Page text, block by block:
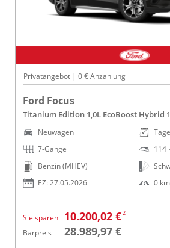
Privatangebot | 0 € Anzahlung
Ford Focus
Titanium Edition 1,0L EcoBoost Hybrid
Neuwagen
7-Gänge
Benzin (MHEV)
EZ: 27.05.2026
114
0 km
Sie sparen 10.200,02 €2
Barpreis 28.989,97 €